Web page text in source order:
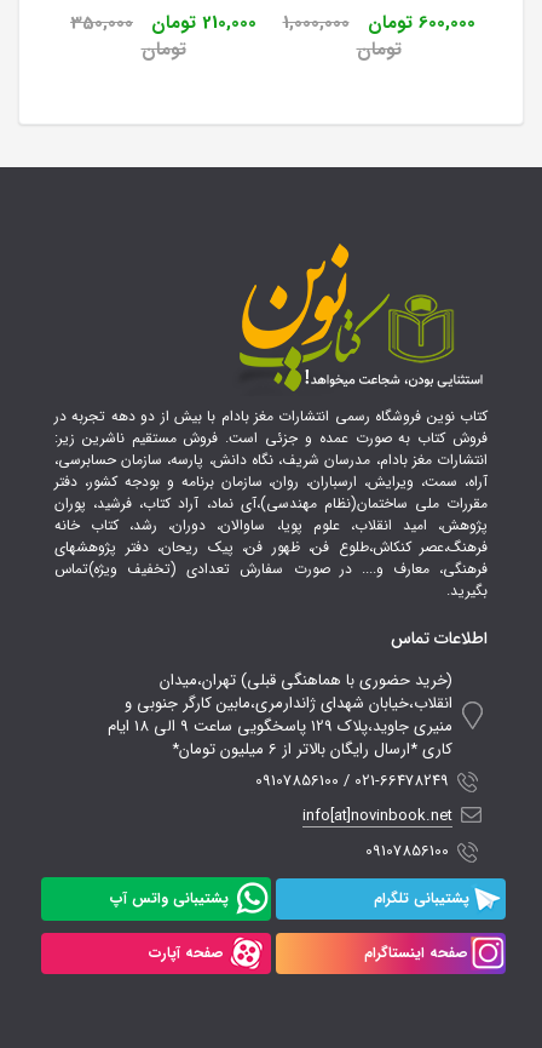
600,000 تومان
1,000,000
تومان
210,000 تومان
350,000
تومان
کتاب نوین فروشگاه رسمی انتشارات مغز بادام با بیش از دو دهه تجربه در
فروش کتاب به صورت عمده و جزئی است. فروش مستقیم ناشرین زیر:
انتشارات مغز بادام، مدرسان شریف، نگاه دانش، پارسه، سازمان حسابرسی،
آراه، سمت، ویرایش، ارسباران، روان، سازمان برنامه و بودجه کشور، دفتر
مقررات ملی ساختمان(نظام مهندسی)،آی نماد، آراد کتاب، فرشید، پوران
پژوهش، امید انقلاب، علوم پویا، ساوالان، دوران، رشد، کتاب خانه
فرهنگ،عصر کنکاش،طلوع فن، ظهور فن، پیک ریحان، دفتر پژوهشهای
فرهنگی، معارف و.... در صورت سفارش تعدادی (تخفیف ویژه)تماس
بگیرید.
اطلاعات تماس
(خرید حضوری با هماهنگی قبلی) تهران،میدان
انقلاب،خیابان شهدای ژاندارمری،مابین کارگر جنوبی و
منیری جاوید،پلاک 129 پاسخگویی ساعت 9 الی 18 ایام
کاری *ارسال رایگان بالاتر از 6 میلیون تومان*
021-66478249 / 09107856100
info[at]novinbook.net
09107856100
پشتیبانی تلگرام پشتیبانی واتس آپ
صفحه اینستاگرام صفحه آپارت